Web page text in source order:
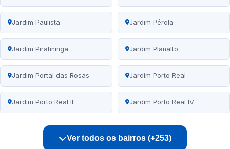
Jardim Paulista Jardim Pérola
Jardim Piratininga Jardim Planalto
Jardim Portal das Rosas Jardim Porto Real
Jardim Porto Real II Jardim Porto Real IV
Ver todos os bairros (+253)